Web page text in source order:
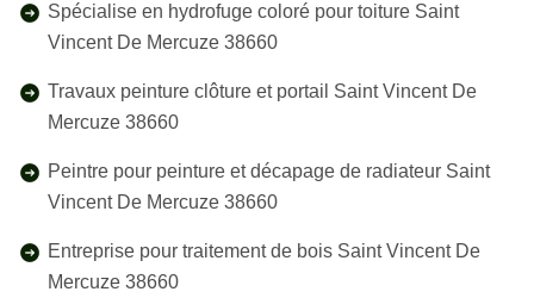
Spécialise en hydrofuge coloré pour toiture Saint
Vincent De Mercuze 38660
Travaux peinture clôture et portail Saint Vincent De
Mercuze 38660
Peintre pour peinture et décapage de radiateur Saint
Vincent De Mercuze 38660
Entreprise pour traitement de bois Saint Vincent De
Mercuze 38660